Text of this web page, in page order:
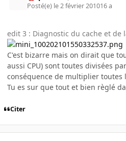
Posté(e) le 2 février 201016 a
edit 3 : Diagnostic du cache et de
C'est bizarre mais on dirait que
aussi CPU) sont toutes divisées
conséquence de multiplier toutes
Tu es sur que tout et bien règlé
Citer